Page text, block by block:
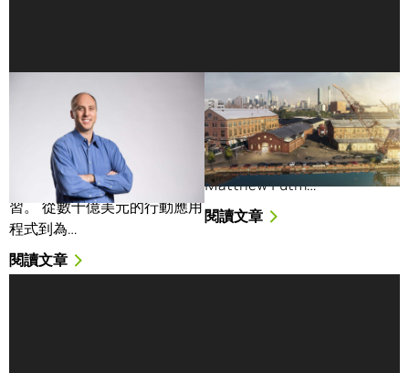
不要害怕深入了解深度學
習：讓 NVIDIA 的 Will
Ramey 揭開深度學習的神
秘面紗
您已經知道需要學習深度學
習。 從數十億美元的行動應用
程式到為…
閱讀文章
細節決定成敗！
Nanotronics 將深度學習
應用於精密製造
本週 AI Podcast 的嘉賓
Matthew Putm…
閱讀文章